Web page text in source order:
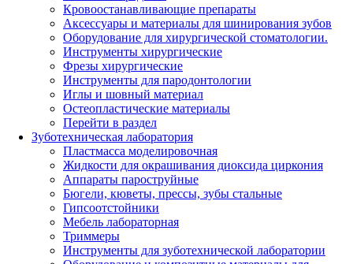
Кровоостанавливающие препараты
Аксессуары и материалы для шинирования зубов
Оборудование для хирургической стоматологии.
Инструменты хирургические
Фрезы хирургические
Инструменты для пародонтологии
Иглы и шовный материал
Остеопластические материалы
Перейти в раздел
Зуботехническая лаборатория
Пластмасса моделировочная
Жидкости для окрашивания диоксида циркония
Аппараты пароструйные
Бюгели, кюветы, прессы, зубы стальные
Гипсоотстойники
Мебель лабораторная
Триммеры
Инструменты для зуботехнической лаборатории